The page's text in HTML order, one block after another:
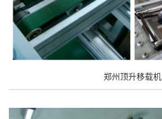
郑州顶升移载机